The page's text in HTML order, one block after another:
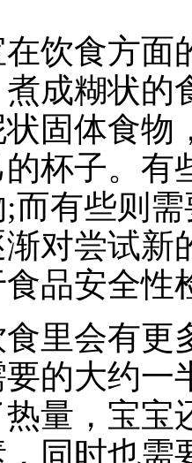
食方面
成糊状
固体食物
杯子。有
而有些则
对尝试新
品安全性
会有更
的大约一
量，宝宝
同时也需